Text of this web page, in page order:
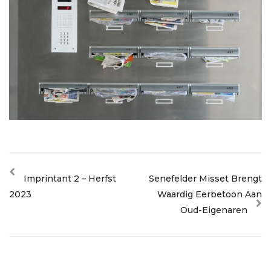
Imprintant 2 – Herfst
2023
Senefelder Misset Brengt
Waardig Eerbetoon Aan
Oud-Eigenaren